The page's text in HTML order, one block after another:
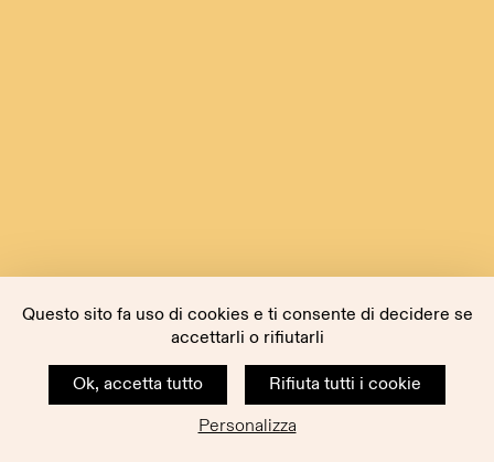
Questo sito fa uso di cookies e ti consente di decidere se
accettarli o rifiutarli
Ok, accetta tutto
Rifiuta tutti i cookie
Personalizza